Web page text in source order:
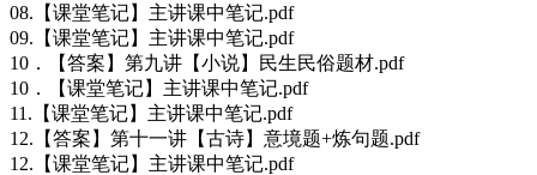
08.【课堂笔记】主讲课中笔记.pdf
09.【课堂笔记】主讲课中笔记.pdf
10．【答案】第九讲【小说】民生民俗题材.pdf
10．【课堂笔记】主讲课中笔记.pdf
11.【课堂笔记】主讲课中笔记.pdf
12.【答案】第十一讲【古诗】意境题+炼句题.pdf
12.【课堂笔记】主讲课中笔记.pdf